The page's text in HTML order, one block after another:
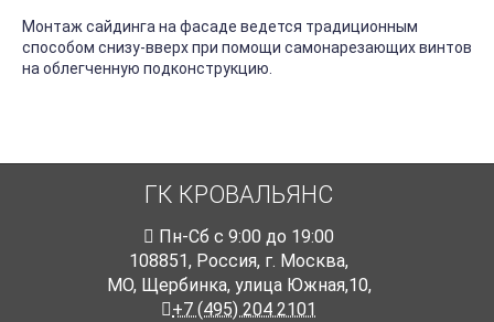
Монтаж сайдинга на фасаде ведется традиционным
способом снизу-вверх при помощи самонарезающих винтов
на облегченную подконструкцию.
ГК КРОВАЛЬЯНС
Пн-Cб с 9:00 до 19:00
108851, Россия, г. Москва,
МО, Щербинка, улица Южная,10,
+7 (495) 204 2101